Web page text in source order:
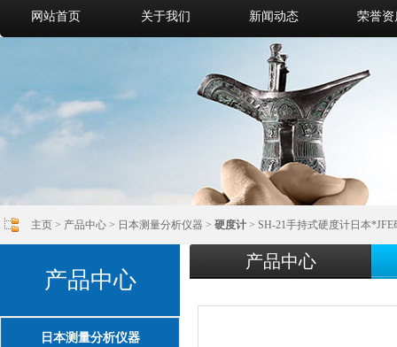
网站首页 关于我们 新闻动态 荣誉资
主页 > 产品中心 > 日本测量分析仪器 > 硬度计 > SH-21手持式硬度计日本*JFE
产品中心
日本测量分析仪器
产品中心